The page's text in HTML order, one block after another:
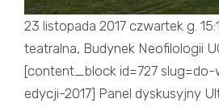
23 listopada 2017 czwartek g.
teatralna, Budynek Neofilologii
[content_block id=727
edycji-2017] Panel dyskusyjny